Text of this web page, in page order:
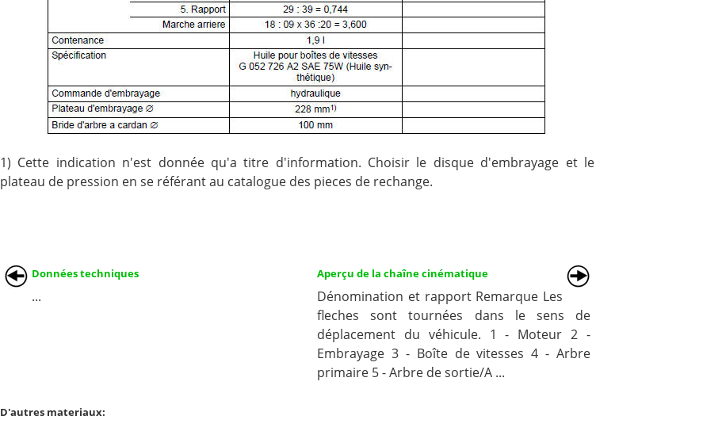
1) Cette indication n'est donnée qu'a titre d'information. Choisir le disque d'embrayage et le
plateau de pression en se référant au catalogue des pieces de rechange.
Données techniques
...
Aperçu de la chaîne cinématique
Dénomination et rapport Remarque Les
fleches sont tournées dans le sens de
déplacement du véhicule. 1 - Moteur 2 -
Embrayage 3 - Boîte de vitesses 4 - Arbre
primaire 5 - Arbre de sortie/A ...
D'autres materiaux: